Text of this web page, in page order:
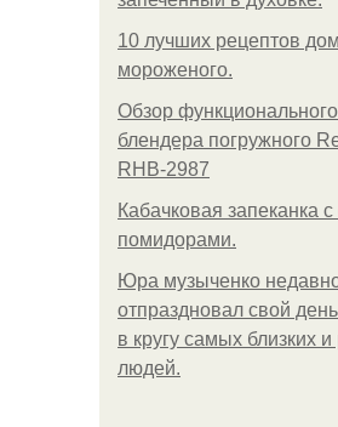
10 лучших рецептов
мороженого.
Обзор
блендера погружного
RHB-2987
Кабачковая запеканка
помидорами.
Юра музыченко
отпраздновал свой
в кругу самых близких
людей.